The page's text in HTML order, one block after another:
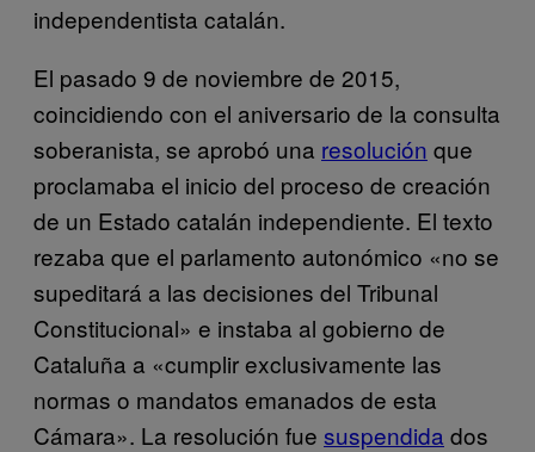
independentista catalán.
El pasado 9 de noviembre de 2015,
coincidiendo con el aniversario de la consulta
soberanista, se aprobó una resolución que
proclamaba el inicio del proceso de creación
de un Estado catalán independiente. El texto
rezaba que el parlamento autonómico «no se
supeditará a las decisiones del Tribunal
Constitucional» e instaba al gobierno de
Cataluña a «cumplir exclusivamente las
normas o mandatos emanados de esta
Cámara». La resolución fue suspendida dos